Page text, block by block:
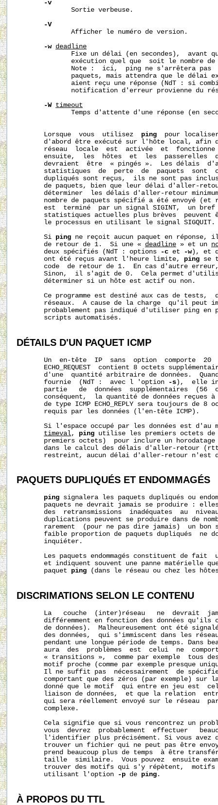
-v
              Sortie verbeuse.
-V
              Afficher le numéro de version.
-w deadline
Fixe un délai (en secondes),  avant
exécution quel que  soit le nombre
Note :  ici,  ping ne s'arrêtera pas
paquets, mais attendra que le délai
aient reçu une réponse (NdT : si
notification d'erreur provienne du
-W timeout
Temps d'attente d'une réponse (en
       Lorsque  vous  utilisez
ping
pour
d'abord être exécuté sur l'hôte local, afin
réseau  locale  est  activée  et
ensuite,  les  hôtes  et  les  passerelles
devraient  être  « pingés ».  Les délais
statistiques  de  perte  de  paquets  sont
dupliqués sont reçus,  ils ne sont pas
de paquets, bien que leur délai d'aller-
déterminer  les délais d'aller-retour
nombre de paquets spécifié a été envoyé (et
est  terminé  par un signal SIGINT,  un
statistiques actuelles plus brèves  peuvent
le processus en utilisant le signal
       Si
ping ne reçoit aucun paquet en réponse,
       de retour de 1.  Si une «
deadline » et un
       deux spécifiés (NdT : options
-c et -w), et
       ont été reçus avant l'heure limite,
ping se
code  de retour de 1.  En cas d'autre
Sinon,  il s'agit de 0.  Cela permet
       déterminer si un hôte est actif ou non.
Ce programme est destiné aux cas de tests,
réseaux.  A cause de la charge  qu'il peut
probablement pas indiqué d'utiliser ping en
       scripts automatisés.
DÉTAILS D'UN PAQUET ICMP
Un  en-tête  IP  sans  option  comporte  20
ECHO_REQUEST  contient 8 octets
d'une  quantité arbitraire de données.
       fournie  (NdT :  avec l 'option
-s),  elle
partie   de  données  supplémentaires  (56
conséquent,  la quantité de données reçues
de type ICMP ECHO_REPLY sera toujours de 8
       requis par les données (l'en-tête ICMP).
Si l'espace occupé par les données est d'au
timeval, ping utilise les premiers octets de
premiers octets)  pour inclure un
dans le calcul des délais d'aller-retour
restreint, aucun délai d'aller-retour n'est
PAQUETS DUPLIQUÉS ET ENDOMMAGÉS
ping signalera les paquets dupliqués ou
paquets ne devrait jamais se produire :
des  retransmissions  inadéquates  au
duplications peuvent se produire dans de
rarement  (pour ne pas dire jamais)  un bon
faible proportion de paquets dupliqués  ne
       inquiéter.
Les paquets endommagés constituent de fait
et indiquent souvent une panne matérielle
       paquet
ping (dans le réseau ou chez les
DISCRIMATIONS SELON LE CONTENU
La   couche  (inter)réseau   ne  devrait
différemment en fonction des données qu'ils
de données).  Malheureusement ont été
des données,  qui s'immiscent dans les
pendant une longue période de temps. Dans
aura  des  problèmes  est  celui  ne
« transitions »,  comme par exemple  tous
motif proche (comme par exemple presque
Il ne suffit pas  nécessairement  de
comportant que des zéros (par exemple) sur
donné que le motif  qui entre en jeu est
liaison de données,  et que la relation
qui sera réellement envoyé sur le réseau
       complexe.
Cela signifie que si vous rencontrez un
vous  devrez  probablement  effectuer
l'identifier plus précisément. Si vous avez
trouver un fichier qui ne peut pas être
prend beaucoup plus de temps  à être
taille  similaire.  Vous pouvez  ensuite
trouver des motifs qui s'y répètent,
       utilisant l'option
-p de ping .
À PROPOS DU TTL